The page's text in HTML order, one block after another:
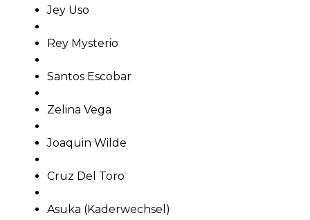
Jey Uso
Rey Mysterio
Santos Escobar
Zelina Vega
Joaquin Wilde
Cruz Del Toro
Asuka (Kaderwechsel)